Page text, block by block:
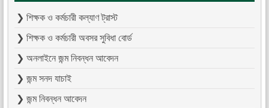
❯ শিক্ষক ও কর্মচারী কল্যাণ ট্রাস্ট
❯ শিক্ষক ও কর্মচারী অবসর সুবিধা বোর্ড
❯ অনলাইনে জন্ম নিবন্ধন আবেদন
❯ জন্ম সনদ যাচাই
❯ জন্ম নিবন্ধন আবেদন